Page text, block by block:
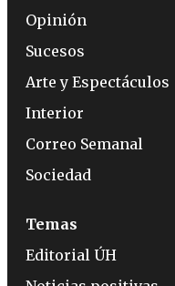
Opinión
Sucesos
Arte y Espectáculos
Interior
Correo Semanal
Sociedad
Temas
Editorial ÚH